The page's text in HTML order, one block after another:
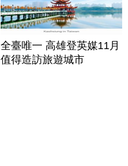
全臺唯一 高雄登英媒11月
值得造訪旅遊城市